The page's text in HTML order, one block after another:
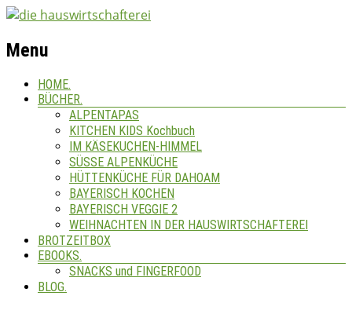
Menu
HOME.
BÜCHER.
ALPENTAPAS
KITCHEN KIDS Kochbuch
IM KÄSEKUCHEN-HIMMEL
SÜSSE ALPENKÜCHE
HÜTTENKÜCHE FÜR DAHOAM
BAYERISCH KOCHEN
BAYERISCH VEGGIE 2
WEIHNACHTEN IN DER HAUSWIRTSCHAFTEREI
BROTZEITBOX
EBOOKS.
SNACKS und FINGERFOOD
BLOG.